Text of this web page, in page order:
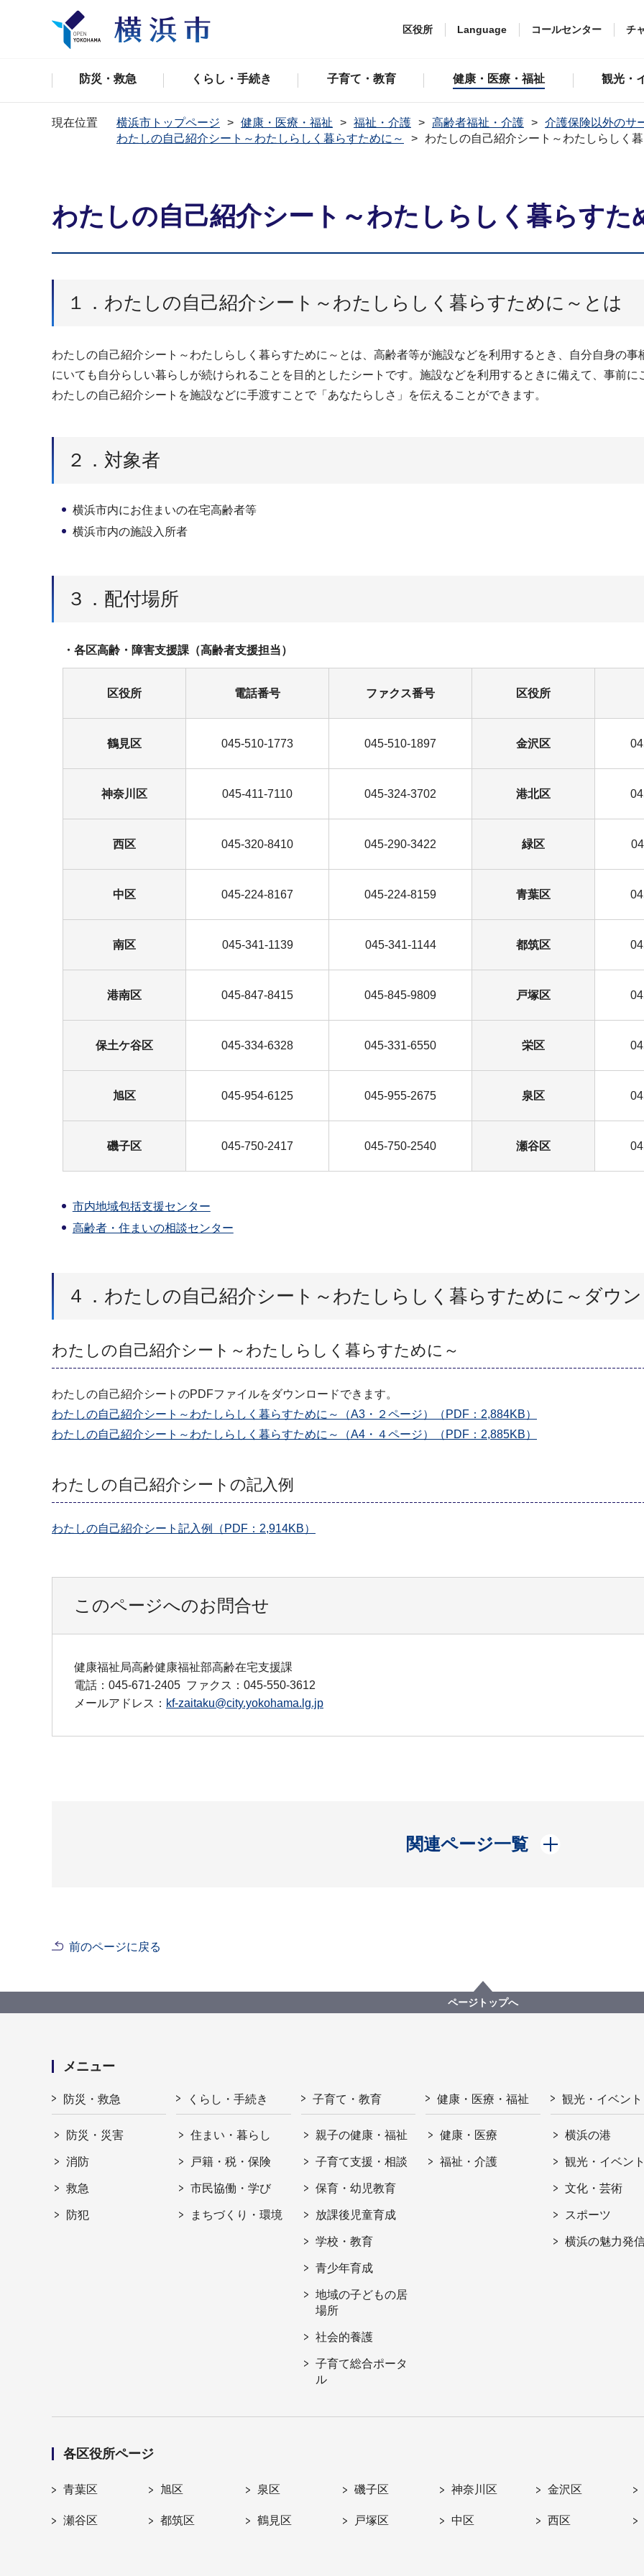
区役所 Language コールセンター チ
防災・救急 くらし・手続き 子育て・教育 健康・医療・福祉 観光・
現在位置 横浜市トップページ 健康・医療・福祉 福祉・介護 高齢者福祉・介護
介護保険以外のサ
わたしの自己紹介シート～わたしらしく暮らすために～
わたしの自己紹介シート～わたしらしく
わたしの自己紹介シート～わたしらしく暮らすた
１．わたしの自己紹介シート～わたしらしく暮らすために～とは
わたしの自己紹介シート～わたしらしく暮らすために～とは、高齢者等が施設などを利用するとき、自分自身の
にいても自分らしい暮らしが続けられることを目的としたシートです。施設などを利用するときに備えて、事前
わたしの自己紹介シートを施設などに手渡すことで「あなたらしさ」を伝えることができます。
２．対象者
横浜市内にお住まいの在宅高齢者等
横浜市内の施設入所者
３．配付場所
・各区高齢・障害支援課（高齢者支援担当）
区役所 電話番号 ファクス番号 区役所
鶴見区 045-510-1773 045-510-1897 金沢区
神奈川区 045-411-7110 045-324-3702 港北区
西区 045-320-8410 045-290-3422 緑区
中区 045-224-8167 045-224-8159 青葉区
南区 045-341-1139 045-341-1144 都筑区
港南区 045-847-8415 045-845-9809 戸塚区
保土ケ谷区 045-334-6328 045-331-6550 栄区
旭区 045-954-6125 045-955-2675 泉区
磯子区 045-750-2417 045-750-2540 瀬谷区
市内地域包括支援センター
高齢者・住まいの相談センター
４．わたしの自己紹介シート～わたしらしく暮らすために～ダウ
わたしの自己紹介シート～わたしらしく暮らすために～
わたしの自己紹介シートのPDFファイルをダウンロードできます。
わたしの自己紹介シート～わたしらしく暮らすために～（A3・２ページ）（PDF：2,884KB）
わたしの自己紹介シート～わたしらしく暮らすために～（A4・４ページ）（PDF：2,885KB）
わたしの自己紹介シートの記入例
わたしの自己紹介シート記入例（PDF：2,914KB）
このページへのお問合せ
健康福祉局高齢健康福祉部高齢在宅支援課
電話：045-671-2405 ファクス：045-550-3612
メールアドレス： kf-zaitaku@city.yokohama.lg.jp
関連ページ一覧
開く
前のページに戻る
ページトップへ
メニュー
防災・救急
防災・災害
消防
救急
防犯
くらし・手続き
住まい・暮らし
戸籍・税・保険
市民協働・学び
まちづくり・環境
子育て・教育
親子の健康・福祉
子育て支援・相談
保育・幼児教育
放課後児童育成
学校・教育
青少年育成
地域の子どもの居
場所
社会的養護
子育て総合ポータ
ル
健康・医療・福祉
健康・医療
福祉・介護
観光・イベント
横浜の港
観光・イベン
文化・芸術
スポーツ
横浜の魅力発
各区役所ページ
青葉区 旭区 泉区 磯子区 神奈川区 金沢区
瀬谷区 都筑区 鶴見区 戸塚区 中区 西区